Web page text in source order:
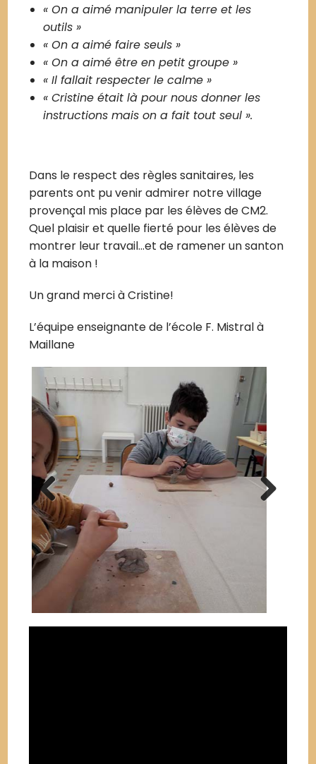
« On a aimé manipuler la terre et les
outils »
« On a aimé faire seuls »
« On a aimé être en petit groupe »
« Il fallait respecter le calme »
« Cristine était là pour nous donner les
instructions mais on a fait tout seul ».
Dans le respect des règles sanitaires, les
parents ont pu venir admirer notre village
provençal mis place par les élèves de CM2.
Quel plaisir et quelle fierté pour les élèves de
montrer leur travail…et de ramener un santon
à la maison !
Un grand merci à Cristine!
L’équipe enseignante de l’école F. Mistral à
Maillane
Previ
ous